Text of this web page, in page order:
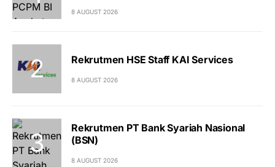
8 AUGUST 2026
Rekrutmen HSE Staff KAI Services
8 AUGUST 2026
Rekrutmen PT Bank Syariah Nasional
(BSN)
8 AUGUST 2026